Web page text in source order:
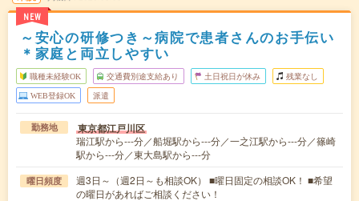
NEW
～安心の研修つき～病院で患者さんのお手伝い
＊家庭と両立しやすい
職種未経験OK 交通費別途支給あり 土日祝日が休み 残業なし
WEB登録OK 派遣
勤務地 東京都江戸川区
瑞江駅から---分／船堀駅から---分／一之江駅から---分／篠崎
駅から---分／東大島駅から---分
曜日頻度
週3日～（週2日～も相談OK） ■曜日固定の相談OK！ ■希望
の曜日があればご相談ください！